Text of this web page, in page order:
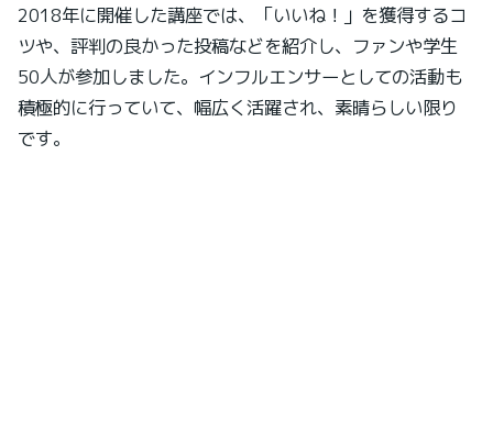
2018年に開催した講座では、「いいね！」を獲得するコ
ツや、評判の良かった投稿などを紹介し、ファンや学生
50人が参加しました。インフルエンサーとしての活動も
積極的に行っていて、幅広く活躍され、素晴らしい限り
です。